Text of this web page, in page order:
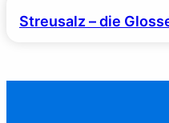
Streusalz – die